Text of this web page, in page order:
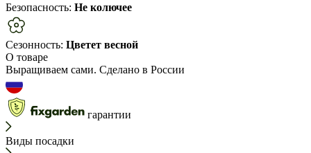
Безопасность: Не колючее
Сезонность: Цветет весной
О товаре
Выращиваем сами. Сделано в России
гарантии
Виды посадки